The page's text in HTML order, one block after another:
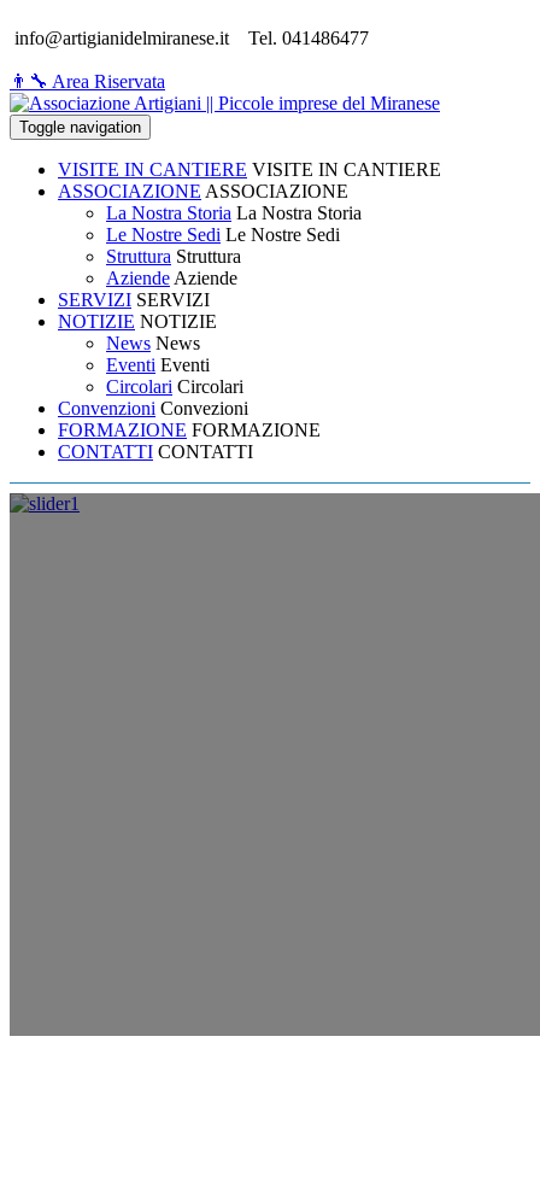
info@artigianidelmiranese.it Tel. 041486477
👨‍🔧 Area Riservata
Toggle navigation
VISITE IN CANTIERE VISITE IN CANTIERE
ASSOCIAZIONE ASSOCIAZIONE
La Nostra Storia La Nostra Storia
Le Nostre Sedi Le Nostre Sedi
Struttura Struttura
Aziende Aziende
SERVIZI SERVIZI
NOTIZIE NOTIZIE
News News
Eventi Eventi
Circolari Circolari
Convenzioni Convezioni
FORMAZIONE FORMAZIONE
CONTATTI CONTATTI